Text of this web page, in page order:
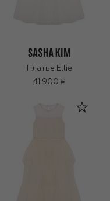
Платье Ellie
41 900 ₽